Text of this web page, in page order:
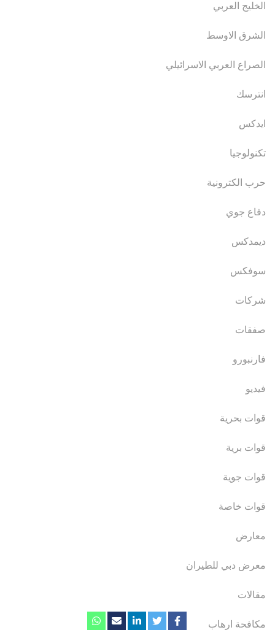
الخليج العربي
الشرق الاوسط
الصراع العربي الاسرائيلي
انترسك
ايدكس
تكنولوجيا
حرب الكترونية
دفاع جوي
ديمدكس
سوفكس
شركات
صفقات
فارنبورو
فيديو
قوات بحرية
قوات برية
قوات جوية
قوات خاصة
معارض
معرض دبي للطيران
مقالات
مكافحة ارهاب